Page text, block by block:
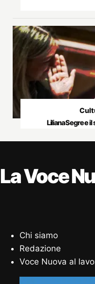
Liliana Segre e
La Voce
Chi siamo
Redazione
Voce Nuova al